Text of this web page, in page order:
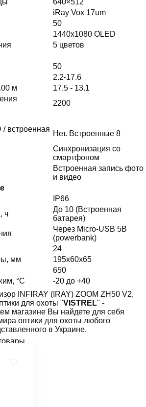
640×512
iRay Vox 17um
50
1440х1080 OLED
5 цветов
50
2.2-17.6
м
17.5 - 13.1
2200
встроенная
Нет. Встроенные 8
Синхронизация со
смартфоном
Встроенная запись фото
и видео
IP66
ч
До 10 (Встроенная
батарея)
Через Micro-USB 5В
(powerbank)
24
мм
195x60x65
650
°C
-20 до +40
INFIRAY (IRAY) ZOOM ZH50 V2,
для охоты "VISTREL" -
магазине Вы найдете для себя
оптики для охоты любого
в Украине.